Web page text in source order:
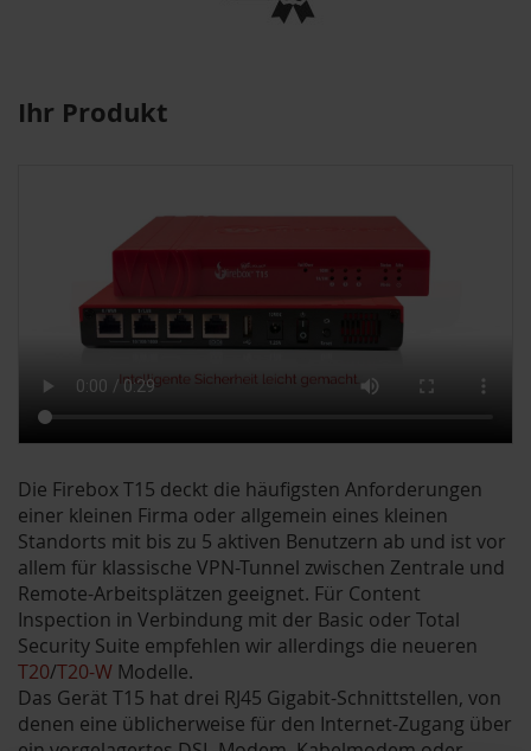
Ihr Produkt
Die Firebox T15 deckt die häufigsten Anforderungen
einer kleinen Firma oder allgemein eines kleinen
Standorts mit bis zu 5 aktiven Benutzern ab und ist vor
allem für klassische VPN-Tunnel zwischen Zentrale und
Remote-Arbeitsplätzen geeignet. Für Content
Inspection in Verbindung mit der Basic oder Total
Security Suite empfehlen wir allerdings die neueren
T20/T20-W Modelle.
Das Gerät T15 hat drei RJ45 Gigabit-Schnittstellen, von
denen eine üblicherweise für den Internet-Zugang über